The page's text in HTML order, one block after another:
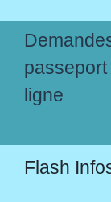
ligne
Flash